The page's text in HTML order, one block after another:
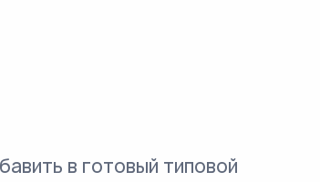
в готовый типовой